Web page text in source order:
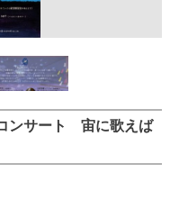
ンサート 宙に歌えば